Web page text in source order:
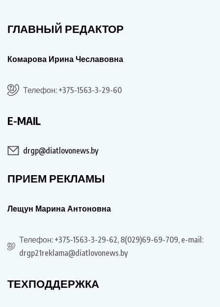
ГЛАВНЫЙ РЕДАКТОР
Комарова Ирина Чеславовна
Телефон: +375-1563-3-29-60
E-MAIL
drgp@diatlovonews.by
ПРИЕМ РЕКЛАМЫ
Лещун Марина Антоновна
Телефон: +375-1563-3-29-62, 8(029)69-69-709, e-mail:
drgp21reklama@diatlovonews.by
ТЕХПОДДЕРЖКА